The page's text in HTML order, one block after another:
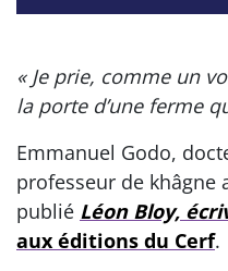
« Je prie, comme un
la porte d’une ferme
Emmanuel Godo,
professeur de khâgne
publié Léon Bloy,
aux éditions du Cerf.